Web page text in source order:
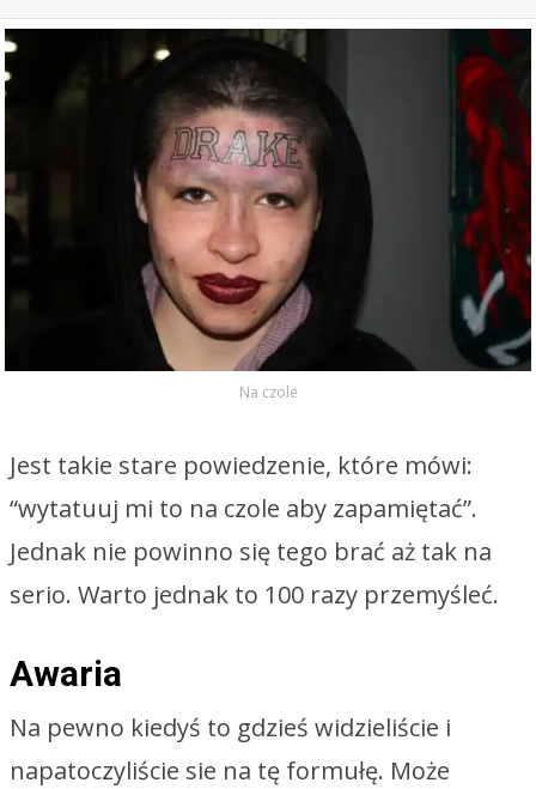
Na czole
Jest takie stare powiedzenie, które mówi:
“wytatuuj mi to na czole aby zapamiętać”.
Jednak nie powinno się tego brać aż tak na
serio. Warto jednak to 100 razy przemyśleć.
Awaria
Na pewno kiedyś to gdzieś widzieliście i
napatoczyliście sie na tę formułę. Może